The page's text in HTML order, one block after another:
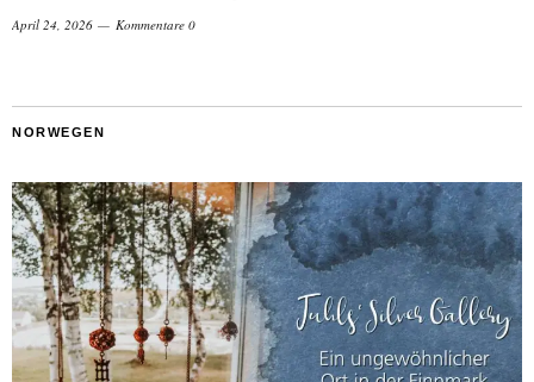
April 24, 2026 Kommentare 0
NORWEGEN